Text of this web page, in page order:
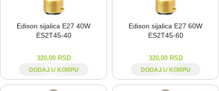
Edison sijalica E27 40W
ES2T45-⁠40
320,00 RSD
DODAJ U KORPU
Edison sijalica E27 60W
ES2T45-⁠60
320,00 RSD
DODAJ U KORPU